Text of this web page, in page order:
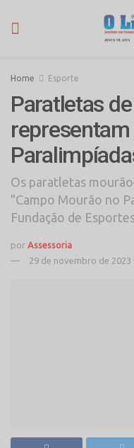
Home Esporte
Paratletas
Os paratletas
"Campo Mourão no
Fundação de
por Assessoria
29 de novembro de 2023